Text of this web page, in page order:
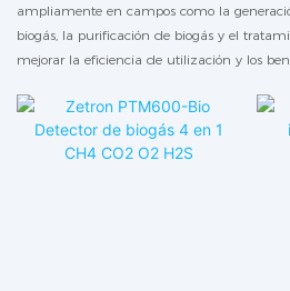
ampliamente en campos como la
biogás, la purificación de biogás y el
mejorar la eficiencia de utilización y los